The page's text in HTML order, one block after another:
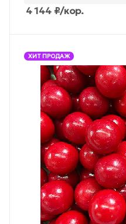
4 144 ₽/кор.
ХИТ ПРОДАЖ